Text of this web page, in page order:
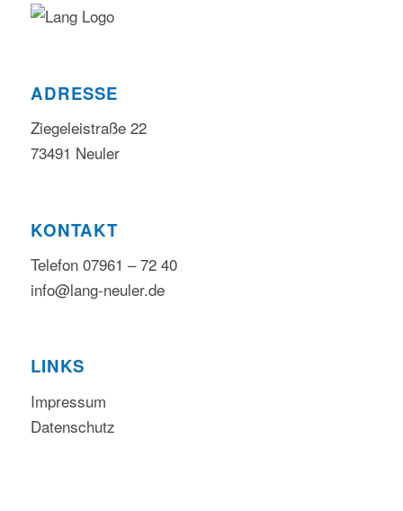
ADRESSE
Ziegeleistraße 22
73491 Neuler
KONTAKT
Telefon 07961 – 72 40
info@lang-neuler.de
LINKS
Impressum
Datenschutz